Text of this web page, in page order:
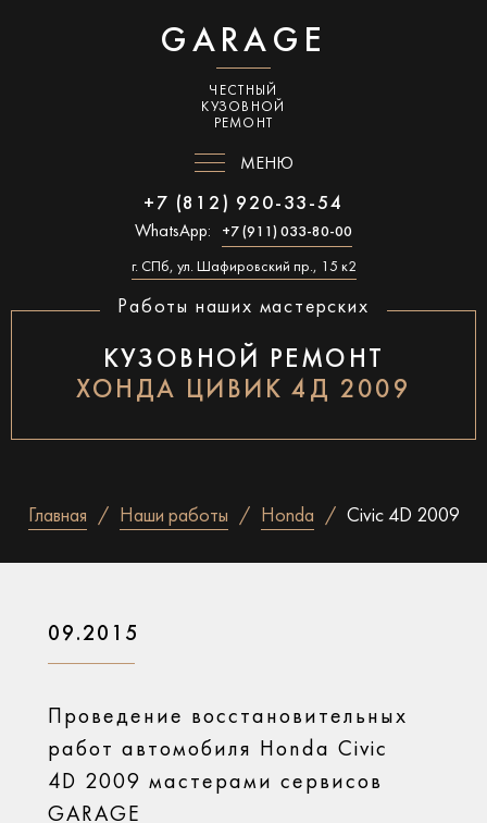
GARAGE
ЧЕСТНЫЙ
КУЗОВНОЙ
РЕМОНТ
МЕНЮ
+7 (812) 920-33-54
WhatsApp: +7 (911) 033-80-00
г. СПб, ул. Шафировский пр., 15 к2
Работы наших мастерских
КУЗОВНОЙ РЕМОНТ
ХОНДА ЦИВИК 4Д 2009
Главная Наши работы Honda Civic 4D 2009
09.2015
Проведение восстановительных
работ автомобиля Honda Civic
4D 2009 мастерами сервисов
GARAGE